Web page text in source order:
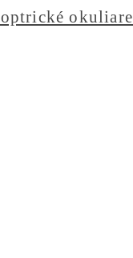
okuliare